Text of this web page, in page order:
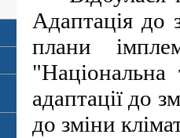
Адаптація до
плани
"Національна
адаптації до
до зміни